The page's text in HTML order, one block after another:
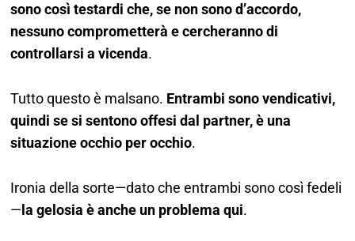
sono così testardi che, se non sono d’accordo,
nessuno comprometterà e cercheranno di
controllarsi a vicenda.
Tutto questo è malsano. Entrambi sono vendicativi,
quindi se si sentono offesi dal partner, è una
situazione occhio per occhio.
Ironia della sorte—dato che entrambi sono così fedeli
—la gelosia è anche un problema qui.